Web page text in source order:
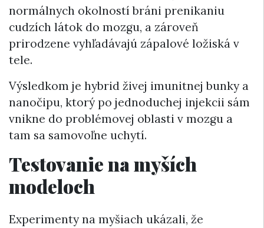
normálnych okolností bráni prenikaniu
cudzích látok do mozgu, a zároveň
prirodzene vyhľadávajú zápalové ložiská v
tele.
Výsledkom je hybrid živej imunitnej bunky a
nanočipu, ktorý po jednoduchej injekcii sám
vnikne do problémovej oblasti v mozgu a
tam sa samovoľne uchytí.
Testovanie na myších
modeloch
Experimenty na myšiach ukázali, že